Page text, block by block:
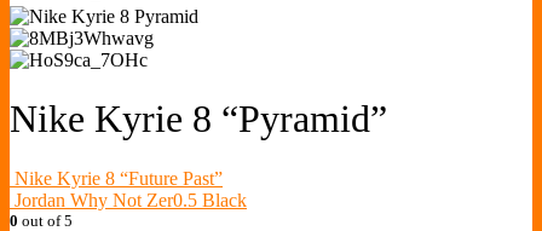
Nike Kyrie 8 “Pyramid”
Nike Kyrie 8 “Future Past”
Jordan Why Not Zer0.5 Black
0 out of 5